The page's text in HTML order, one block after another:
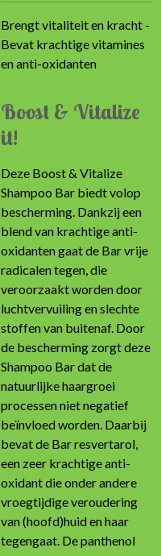
Brengt vitaliteit en kracht -
Bevat krachtige vitamines
en anti-oxidanten
Boost & Vitalize
it!
Deze Boost & Vitalize
Shampoo Bar biedt volop
bescherming. Dankzij een
blend van krachtige anti-
oxidanten gaat de Bar vrije
radicalen tegen, die
veroorzaakt worden door
luchtvervuiling en slechte
stoffen van buitenaf. Door
de bescherming zorgt deze
Shampoo Bar dat de
natuurlijke haargroei
processen niet negatief
beïnvloed worden. Daarbij
bevat de Bar resvertarol,
een zeer krachtige anti-
oxidant die onder andere
vroegtijdige veroudering
van (hoofd)huid en haar
tegengaat. De panthenol